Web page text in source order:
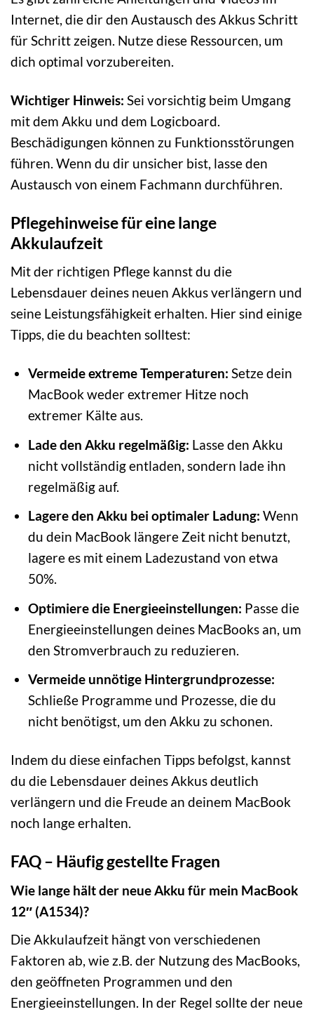
Internet, die dir den Austausch des Akkus Schritt
für Schritt zeigen. Nutze diese Ressourcen, um
dich optimal vorzubereiten.
Wichtiger Hinweis: Sei vorsichtig beim Umgang
mit dem Akku und dem Logicboard.
Beschädigungen können zu Funktionsstörungen
führen. Wenn du dir unsicher bist, lasse den
Austausch von einem Fachmann durchführen.
Pflegehinweise für eine lange
Akkulaufzeit
Mit der richtigen Pflege kannst du die
Lebensdauer deines neuen Akkus verlängern und
seine Leistungsfähigkeit erhalten. Hier sind einige
Tipps, die du beachten solltest:
Vermeide extreme Temperaturen: Setze dein
MacBook weder extremer Hitze noch
extremer Kälte aus.
Lade den Akku regelmäßig: Lasse den Akku
nicht vollständig entladen, sondern lade ihn
regelmäßig auf.
Lagere den Akku bei optimaler Ladung: Wenn
du dein MacBook längere Zeit nicht benutzt,
lagere es mit einem Ladezustand von etwa
50%.
Optimiere die Energieeinstellungen: Passe die
Energieeinstellungen deines MacBooks an, um
den Stromverbrauch zu reduzieren.
Vermeide unnötige Hintergrundprozesse:
Schließe Programme und Prozesse, die du
nicht benötigst, um den Akku zu schonen.
Indem du diese einfachen Tipps befolgst, kannst
du die Lebensdauer deines Akkus deutlich
verlängern und die Freude an deinem MacBook
noch lange erhalten.
FAQ – Häufig gestellte Fragen
Wie lange hält der neue Akku für mein MacBook
12″ (A1534)?
Die Akkulaufzeit hängt von verschiedenen
Faktoren ab, wie z.B. der Nutzung des MacBooks,
den geöffneten Programmen und den
Energieeinstellungen. In der Regel sollte der neue